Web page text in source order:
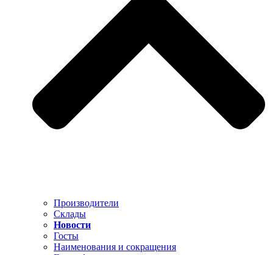
Производители
Склады
Новости
Госты
Наименования и сокращения